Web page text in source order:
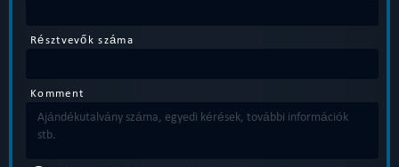
Résztvevők száma
Komment